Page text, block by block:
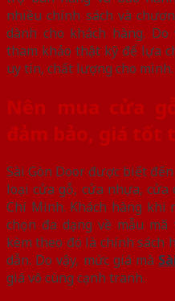
nhiều chính sách và
dành cho khách hàng.
tham khảo thật kỹ để lựa
uy tín, chất lượng cho mình.
Nên mua cửa
đảm bảo, giá tốt
Sài Gòn Door được biết
loại cửa gỗ, cửa nhựa,
Chí Minh. Khách hàng khi
chọn đa dạng về mẫu
kèm theo đó là chính sách
dẫn. Do vậy, mức giá mà
giá vô cùng cạnh tranh.